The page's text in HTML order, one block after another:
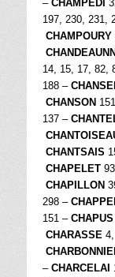
– CHAMPEDI
197, 230, 231,
CHAMPOURY
14, 15, 17, 82,
188 –
CHANSON
137 –
CHANTSAIS
CHAPELET
CHAPILLON
298 –
151 – CHAPUS
CHARASSE
– CHARCELAI